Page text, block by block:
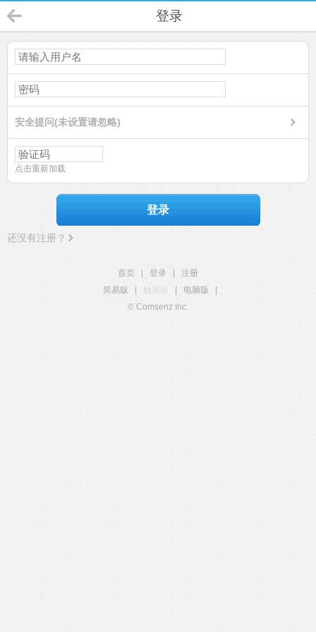
登录
安全提问(未设置请忽略)
点击重新加载
登录
还没有注册？
首页 登录
注册
简易版
触屏版 电脑版
© Comsenz Inc.